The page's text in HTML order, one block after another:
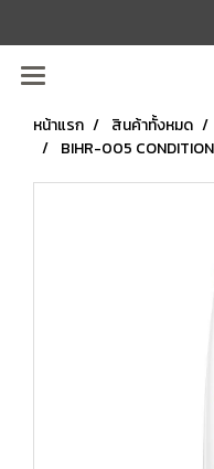
หน้าแรก สินค้าทั้งหมด
BIHR-005